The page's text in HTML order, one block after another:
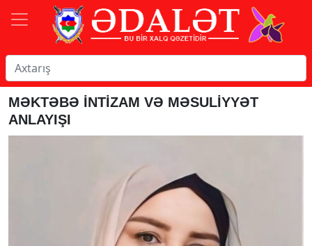
MƏKTƏBƏ İNTİZAM VƏ MƏSULİYYƏT
ANLAYIŞI